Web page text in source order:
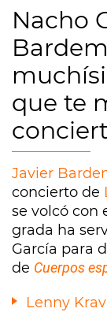
Nacho
que te
Javier
concierto de
se volcó con
grada ha
García para
de Cuerpos
Lenny